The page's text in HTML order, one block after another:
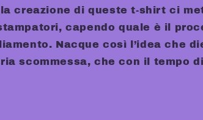
creazione di queste t-shirt ci
capendo quale è il
Nacque così l’idea che
scommessa, che con il tempo